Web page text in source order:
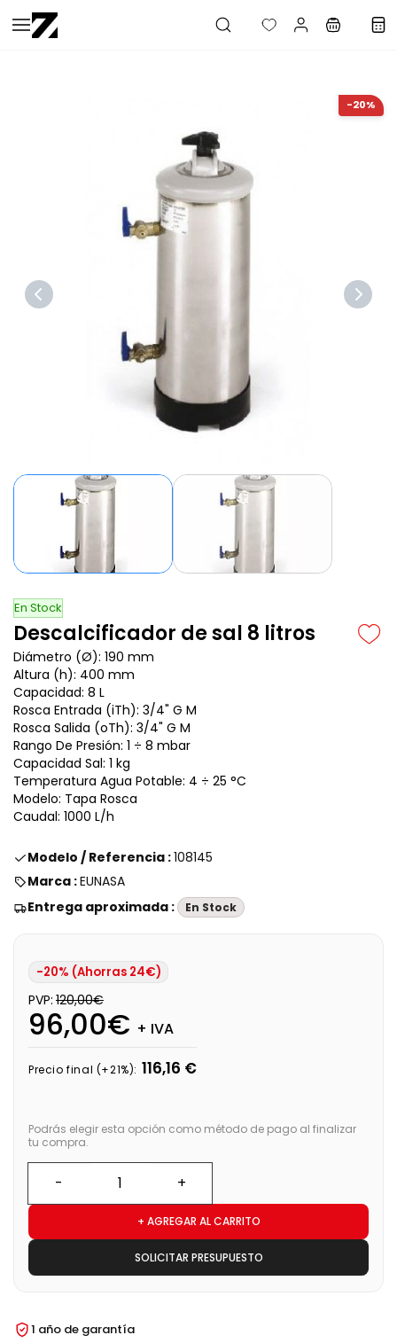
Saltar al
contenido
-20%
En Stock
Descalcificador de sal 8 litros
Diámetro (Ø): 190 mm
Altura (h): 400 mm
Capacidad: 8 L
Rosca Entrada (iTh): 3/4" G M
Rosca Salida (oTh): 3/4" G M
Rango De Presión: 1 ÷ 8 mbar
Capacidad Sal: 1 kg
Temperatura Agua Potable: 4 ÷ 25 °C
Modelo: Tapa Rosca
Caudal: 1000 L/h
Modelo / Referencia :108145
Marca :EUNASA
Entrega aproximada :
En Stock
-20% (Ahorras 24€)
PVP: 120,00€
96,00€ + IVA
Precio final (+21%): 116,16 €
Podrás elegir esta opción como método de pago al finalizar
tu compra.
+ AGREGAR AL CARRITO
SOLICITAR PRESUPUESTO
1 año de garantía